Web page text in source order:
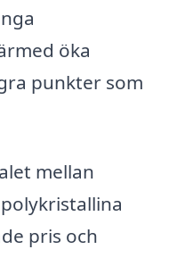
öka
punkter som
mellan
pris och